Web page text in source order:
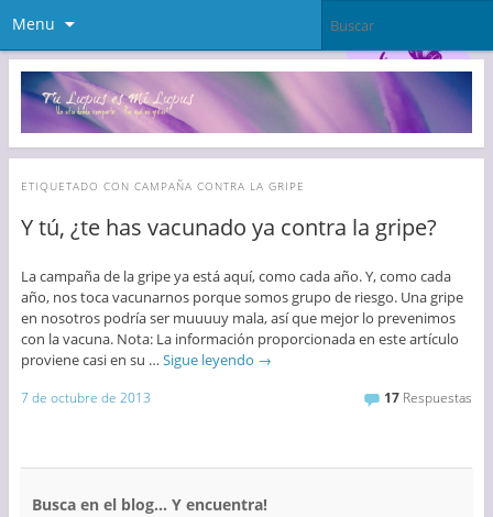
Menu
ETIQUETADO CON CAMPAÑA CONTRA LA GRIPE
Y tú, ¿te has vacunado ya contra la gripe?
La campaña de la gripe ya está aquí, como cada año. Y, como cada
año, nos toca vacunarnos porque somos grupo de riesgo. Una gripe
en nosotros podría ser muuuuy mala, así que mejor lo prevenimos
con la vacuna. Nota: La información proporcionada en este artículo
proviene casi en su … Sigue leyendo →
7 de octubre de 2013 17 Respuestas
Busca en el blog… Y encuentra!